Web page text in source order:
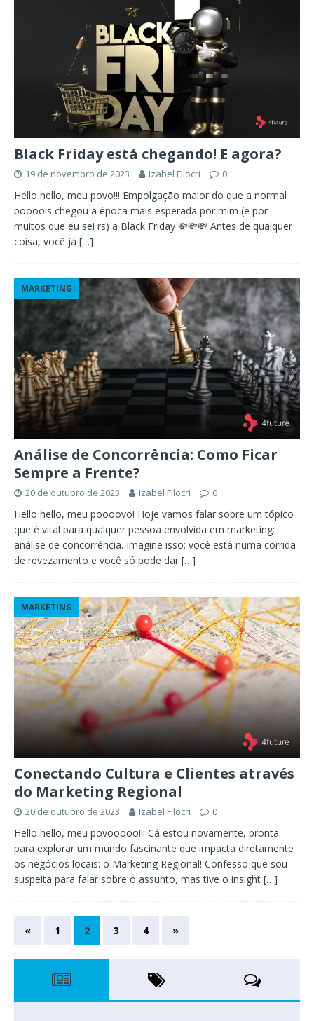
Black Friday está chegando! E agora?
19 de novembro de 2023 Izabel Filocri 0
Hello hello, meu povo!!! Empolgação maior do que a normal
poooois chegou a época mais esperada por mim (e por
muitos que eu sei rs) a Black Friday 💸💸💸 Antes de qualquer
coisa, você já […]
MARKETING
Análise de Concorrência: Como Ficar
Sempre a Frente?
20 de outubro de 2023 Izabel Filocri 0
Hello hello, meu poooovo! Hoje vamos falar sobre um tópico
que é vital para qualquer pessoa envolvida em marketing:
análise de concorrência. Imagine isso: você está numa corrida
de revezamento e você só pode dar […]
MARKETING
Conectando Cultura e Clientes através
do Marketing Regional
20 de outubro de 2023 Izabel Filocri 0
Hello hello, meu povooooo!!! Cá estou novamente, pronta
para explorar um mundo fascinante que impacta diretamente
os negócios locais: o Marketing Regional! Confesso que sou
suspeita para falar sobre o assunto, mas tive o insight […]
« 1 2 3 4 »